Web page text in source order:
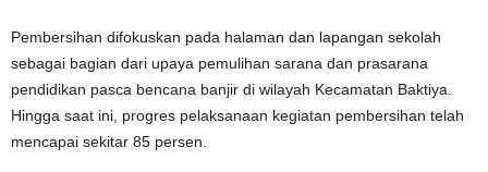
Pembersihan difokuskan pada halaman dan lapangan sekolah
sebagai bagian dari upaya pemulihan sarana dan prasarana
pendidikan pasca bencana banjir di wilayah Kecamatan Baktiya.
Hingga saat ini, progres pelaksanaan kegiatan pembersihan telah
mencapai sekitar 85 persen.